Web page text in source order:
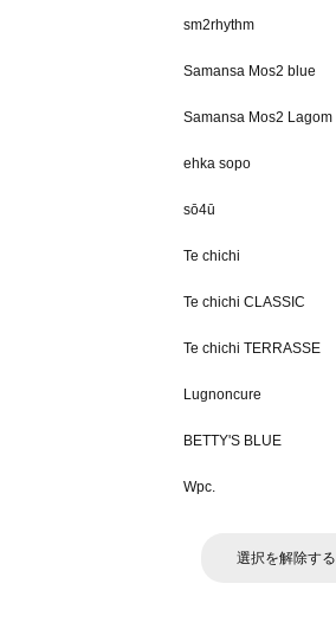
sm2rhythm
Samansa Mos2 blue
Samansa Mos2 Lagom
ehka sopo
sō4ū
Te chichi
Te chichi CLASSIC
Te chichi TERRASSE
Lugnoncure
BETTY'S BLUE
Wpc.
選択を解除する